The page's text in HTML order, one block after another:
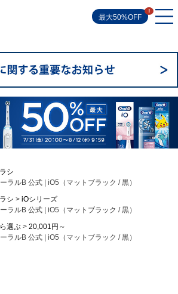
最大50%OFF
シ
ラルB 公式 | iO5（マットブラック / 黒）
シ
iOシリーズ
ラルB 公式 | iO5（マットブラック / 黒）
選ぶ
20,001円～
ラルB 公式 | iO5（マットブラック / 黒）